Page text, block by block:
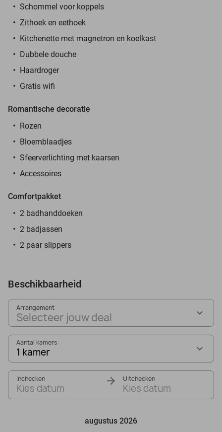
Schommel voor koppels
Zithoek en eethoek
Kitchenette met magnetron en koelkast
Dubbele douche
Haardroger
Gratis wifi
Romantische decoratie
Rozen
Bloemblaadjes
Sfeerverlichting met kaarsen
Accessoires
Comfortpakket
2 badhanddoeken
2 badjassen
2 paar slippers
Beschikbaarheid
Arrangement
Selecteer jouw deal
Aantal kamers:
1 kamer
Inchecken
Kies datum
Uitchecken
Kies datum
augustus 2026